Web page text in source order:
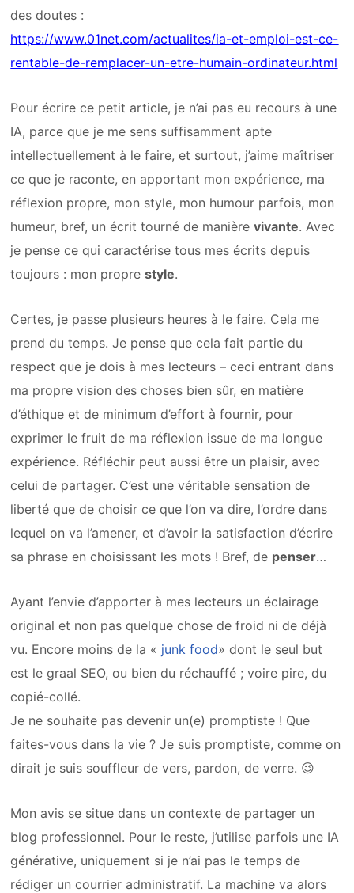
des doutes :
https://www.01net.com/actualites/ia-et-emploi-est-ce-
rentable-de-remplacer-un-etre-humain-ordinateur.html
Pour écrire ce petit article, je n’ai pas eu recours à une
IA, parce que je me sens suffisamment apte
intellectuellement à le faire, et surtout, j’aime maîtriser
ce que je raconte, en apportant mon expérience, ma
réflexion propre, mon style, mon humour parfois, mon
humeur, bref, un écrit tourné de manièrevivante. Avec
je pense ce qui caractérise tous mes écrits depuis
toujours : mon proprestyle.
Certes, je passe plusieurs heures à le faire. Cela me
prend du temps. Je pense que cela fait partie du
respect que je dois à mes lecteurs – ceci entrant dans
ma propre vision des choses bien sûr, en matière
d’éthique et de minimum d’effort à fournir, pour
exprimer le fruit de ma réflexion issue de ma longue
expérience. Réfléchir peut aussi être un plaisir, avec
celui de partager. C’est une véritable sensation de
liberté que de choisir ce que l’on va dire, l’ordre dans
lequel on va l’amener, et d’avoir la satisfaction d’écrire
sa phrase en choisissant les mots ! Bref, de penser…
Ayant l’envie d’apporter à mes lecteurs un éclairage
original et non pas quelque chose de froid ni de déjà
vu. Encore moins de la « junk food» dont le seul but
est le graal SEO, ou bien du réchauffé ; voire pire, du
copié-collé.
Je ne souhaite pas devenir un(e) promptiste ! Que
faites-vous dans la vie ? Je suis promptiste, comme on
dirait je suis souffleur de vers, pardon, de verre. 😉
Mon avis se situe dans un contexte de partager un
blog professionnel. Pour le reste, j’utilise parfois une IA
générative, uniquement si je n’ai pas le temps de
rédiger un courrier administratif. La machine va alors